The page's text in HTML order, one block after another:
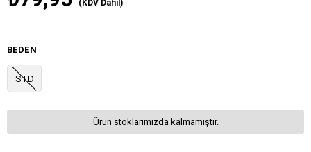
(KDV Dahil)
BEDEN
STD
Ürün stoklarımızda kalmamıştır.